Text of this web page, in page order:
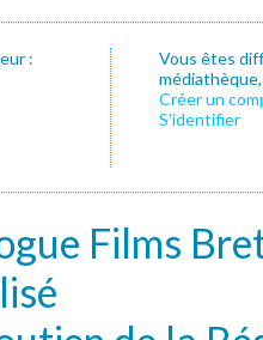
:
Vous êtes
Créer un
S’identifier
Films